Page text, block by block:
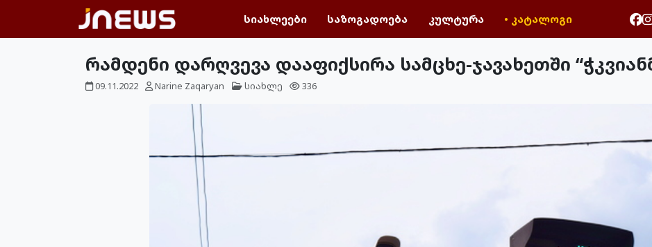
სიახლეები საზოგადოება კულტურა • კატალოგი
რამდენი დარღვევა დააფიქსირა სამცხე-ჯავახეთში
09.11.2022 Narine Zaqaryan სიახლე 336